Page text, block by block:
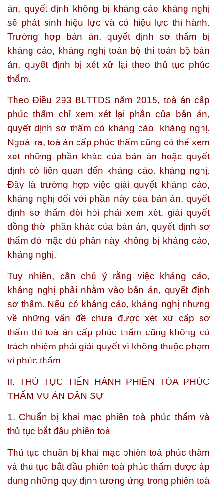
án, quyết định không bị kháng cáo kháng nghị
sẽ phát sinh hiệu lực và có hiệu lực thi hành.
Trường hợp bản án, quyết định sơ thẩm bị
kháng cáo, kháng nghị toàn bộ thì toàn bộ bản
án, quyết định bị xét xử lại theo thủ tục phúc
thẩm.
Theo Điều 293 BLTTDS năm 2015, toà án cấp
phúc thẩm chỉ xem xét lại phần của bản án,
quyết định sơ thẩm có kháng cáo, kháng nghị.
Ngoài ra, toà án cấp phúc thẩm cũng có thể xem
xét những phần khác của bản án hoặc quyết
định có liên quan đến kháng cáo, kháng nghị.
Đây là trường hợp việc giải quyết kháng cáo,
kháng nghị đối với phần này của bản án, quyết
định sơ thẩm đòi hỏi phải xem xét, giải quyết
đồng thời phần khác của bản án, quyết định sơ
thẩm đó mặc dù phần này không bị kháng cáo,
kháng nghị.
Tuy nhiên, cần chú ý rằng việc kháng cáo,
kháng nghị phải nhằm vào bản án, quyết định
sơ thẩm. Nếu có kháng cáo, kháng nghị nhưng
về những vấn đề chưa được xét xử cấp sơ
thẩm thì toà án cấp phúc thẩm cũng không có
trách nhiệm phải giải quyết vì không thuộc phạm
vi phúc thẩm.
II. THỦ TỤC TIẾN HÀNH PHIÊN TÒA PHÚC
THẨM VỤ ÁN DÂN SỰ
1. Chuẩn bị khai mạc phiên toà phúc thẩm và
thủ tục bắt đầu phiên toà
Thủ tục chuẩn bị khai mạc phiên toà phúc thẩm
và thủ tục bắt đầu phiên toà phúc thẩm được áp
dụng những quy định tương ứng trong phiên toà